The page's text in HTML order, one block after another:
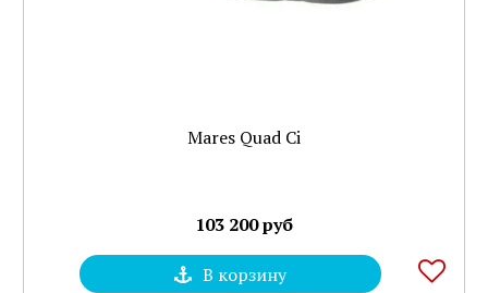
Mares Quad Ci
103 200 руб
В корзину